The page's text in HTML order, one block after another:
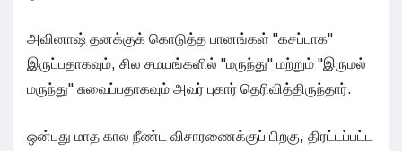
அவினாஷ் தனக்குக் கொடுத்த பானங்கள் "கசப்பாக"
இருப்பதாகவும், சில சமயங்களில் "மருந்து" மற்றும் "இருமல்
மருந்து" சுவைப்பதாகவும் அவர் புகார் தெரிவித்திருந்தார்.
ஒன்பது மாத கால நீண்ட விசாரணைக்குப் பிறகு, திரட்டப்பட்ட